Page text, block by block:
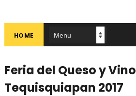
HOME
Feria del Queso y Vino
Tequisquiapan 2017